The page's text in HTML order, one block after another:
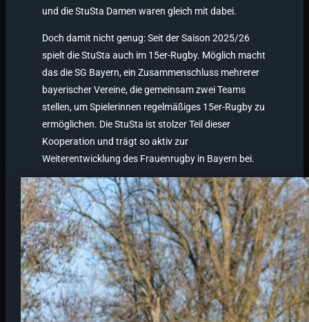
und die StuSta Damen waren gleich mit dabei.
Doch damit nicht genug: Seit der Saison 2025/26
spielt die StuSta auch im 15er-Rugby. Möglich macht
das die SG Bayern, ein Zusammenschluss mehrerer
bayerischer Vereine, die gemeinsam zwei Teams
stellen, um Spielerinnen regelmäßiges 15er-Rugby zu
ermöglichen. Die StuSta ist stolzer Teil dieser
Kooperation und trägt so aktiv zur
Weiterentwicklung des Frauenrugby in Bayern bei.